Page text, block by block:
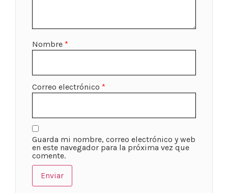
Nombre *
Correo electrónico *
Guarda mi nombre, correo electrónico y web
en este navegador para la próxima vez que
comente.